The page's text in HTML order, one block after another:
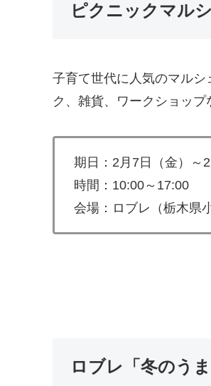
ピクニックマル
子育て世代に人気のマル
ク、雑貨、ワークショップ
期日：2月7日（金）～
時間：10:00～17:00
会場：ロブレ（栃木県
ロブレ「冬のう